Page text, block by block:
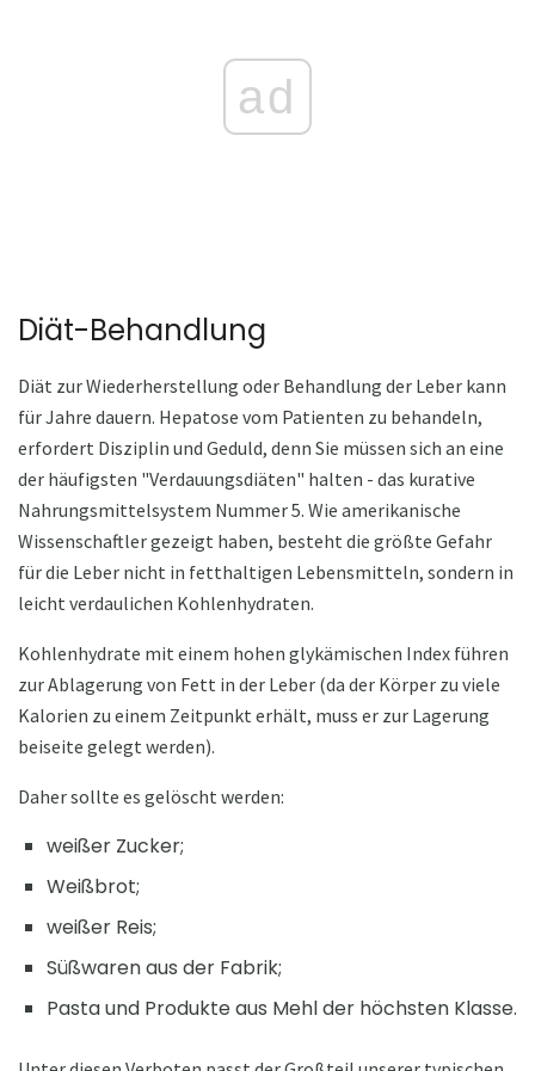
ad
Diät-Behandlung
Diät zur Wiederherstellung oder Behandlung der Leber kann
für Jahre dauern. Hepatose vom Patienten zu behandeln,
erfordert Disziplin und Geduld, denn Sie müssen sich an eine
der häufigsten "Verdauungsdiäten" halten - das kurative
Nahrungsmittelsystem Nummer 5. Wie amerikanische
Wissenschaftler gezeigt haben, besteht die größte Gefahr
für die Leber nicht in fetthaltigen Lebensmitteln, sondern in
leicht verdaulichen Kohlenhydraten.
Kohlenhydrate mit einem hohen glykämischen Index führen
zur Ablagerung von Fett in der Leber (da der Körper zu viele
Kalorien zu einem Zeitpunkt erhält, muss er zur Lagerung
beiseite gelegt werden).
Daher sollte es gelöscht werden:
weißer Zucker;
Weißbrot;
weißer Reis;
Süßwaren aus der Fabrik;
Pasta und Produkte aus Mehl der höchsten Klasse.